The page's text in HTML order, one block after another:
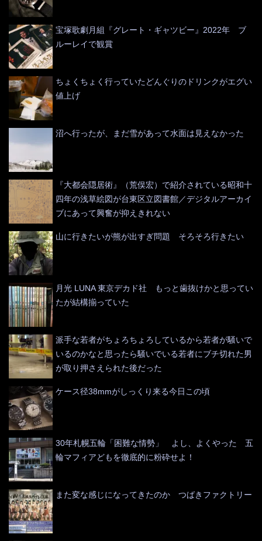
宝塚歌劇月組『グレート・ギャツビー』2022年 ブ
ルーレイで観賞
ちょくちょく行っていたどんぐりのドリンクがエグい
値上げ
沼へ行ったが、まだ雪があって水面は見えなかった
『大都会隠居術』（荒俣宏）で紹介されている昭和十
四年の浅草絵図が台東区立図書館／デジタルアーカイ
ブにあって興奮が抑えきれない
山に行きたいが熊が出すぎ問題 そろそろ行きたい
月光 LUNA 東京デカド社 もっと歯抜けかと思ってい
たが結構揃っていた
派手な若者がちょろちょろしているから若者が騒いで
いるのかなと思ったら騒いでいる若者にブチ切れた男
が取り押さえられた後だった
ケース径38mmがしっくり来る今日この頃
30年札幌五輪「困難な情勢」 よし、よくやった 五
輪マフィアどもを徹底的に粉砕せよ！
また変な感じになってきたのか つばきファクトリー